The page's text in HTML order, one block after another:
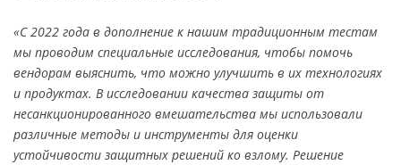
«С 2022 года в дополнение к нашим традиционным тестам
мы проводим специальные исследования, чтобы помочь
вендорам выяснить, что можно улучшить в их технологиях
и продуктах. В исследовании качества защиты от
несанкционированного вмешательства мы использовали
различные методы и инструменты для оценки
устойчивости защитных решений ко взлому. Решение